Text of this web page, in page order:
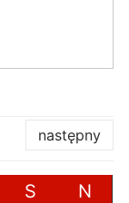
następny
S N